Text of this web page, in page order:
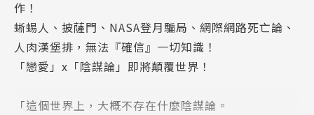
作！
蜥蜴人、披薩門、NASA登月騙局、網際網路死亡論、
人肉漢堡排，無法『確信』一切知識！
「戀愛」x「陰謀論」即將顛覆世界！
「這個世界上，大概不存在什麼陰謀論。